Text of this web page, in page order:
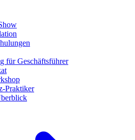
für Geschäftsführer
Praktiker